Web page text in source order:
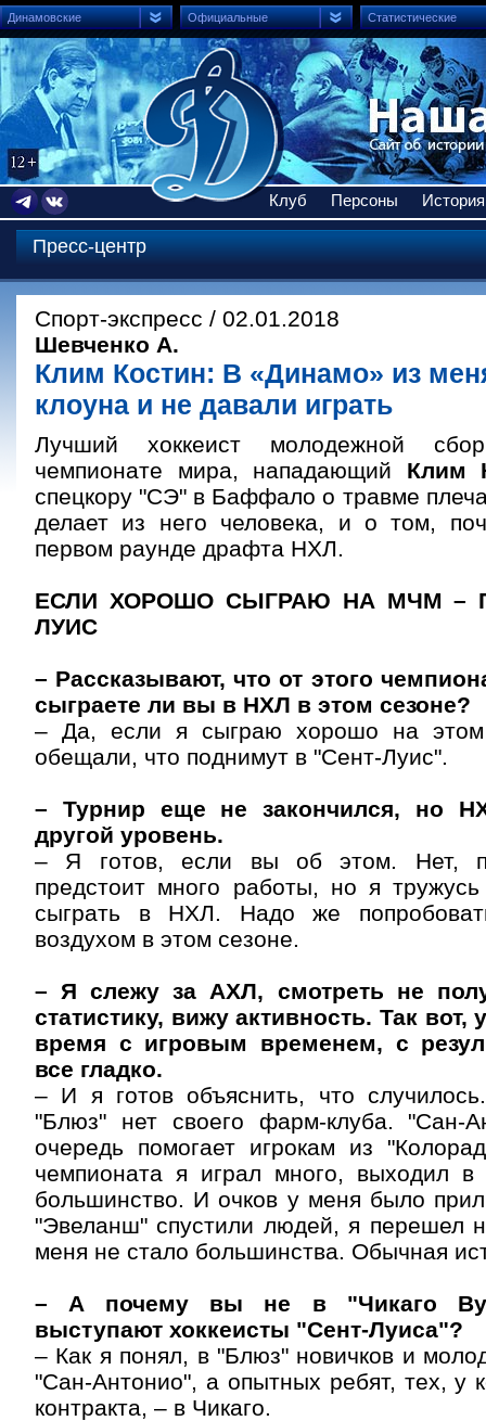
Динамовские Официальные Статистические
Клуб Персоны История
Пресс-центр
Спорт-экспресс / 02.01.2018
Шевченко А.
Клим Костин: В «Динамо» из
клоуна и не давали играть
Лучший хоккеист молодежной
чемпионате мира, нападающий Клим
спецкору "СЭ" в Баффало о травме
делает из него человека, и о том,
первом раунде драфта НХЛ.
ЕСЛИ ХОРОШО СЫГРАЮ НА МЧМ –
ЛУИС
– Рассказывают, что от этого
сыграете ли вы в НХЛ в этом сезоне?
– Да, если я сыграю хорошо на
обещали, что поднимут в "Сент-Луис".
– Турнир еще не закончился, но
другой уровень.
– Я готов, если вы об этом. Нет,
предстоит много работы, но я
сыграть в НХЛ. Надо же
воздухом в этом сезоне.
– Я слежу за АХЛ, смотреть не
статистику, вижу активность. Так вот,
время с игровым временем, с
все гладко.
– И я готов объяснить, что
"Блюз" нет своего фарм-клуба. "Сан-
очередь помогает игрокам из
чемпионата я играл много, выходил
большинство. И очков у меня было
"Эвеланш" спустили людей, я перешел
меня не стало большинства. Обычная
– А почему вы не в "Чикаго
выступают хоккеисты "Сент-Луиса"?
– Как я понял, в "Блюз" новичков и
"Сан-Антонио", а опытных ребят, тех, у
контракта, – в Чикаго.